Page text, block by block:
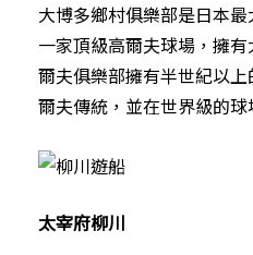
大博多鄉村俱樂部是日本
一家頂級高爾夫球場，擁
爾夫俱樂部擁有半世紀以
爾夫傳統，並在世界級的球
太宰府柳川